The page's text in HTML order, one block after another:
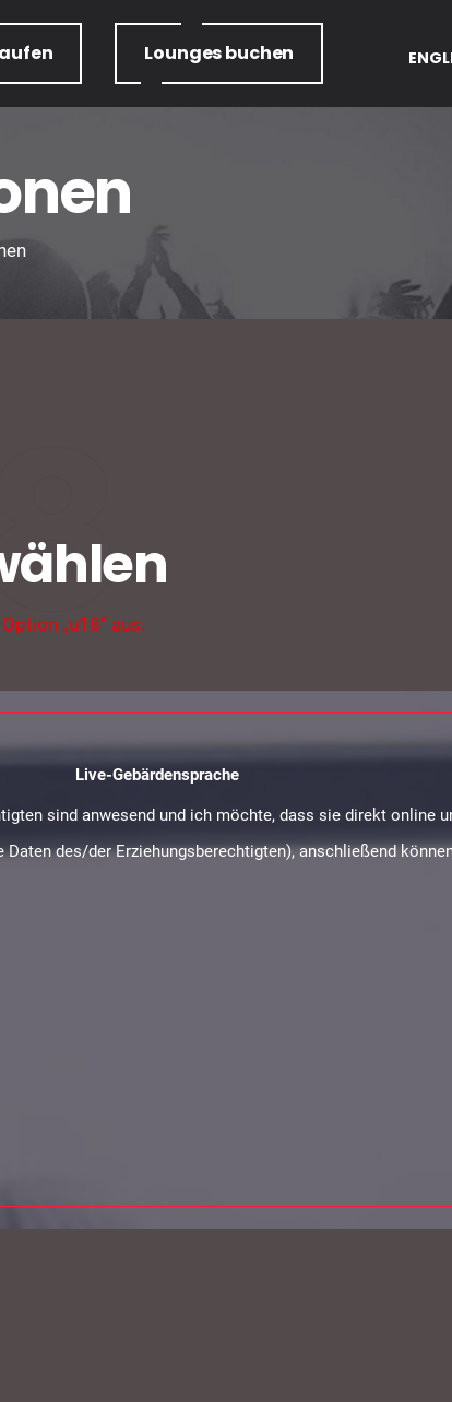
Loungesbuchen
„u18“ aus.
Live-Gebärdensprache
sind anwesend und ich möchte, dass sie direkt online
des/der Erziehungsberechtigten), anschließend